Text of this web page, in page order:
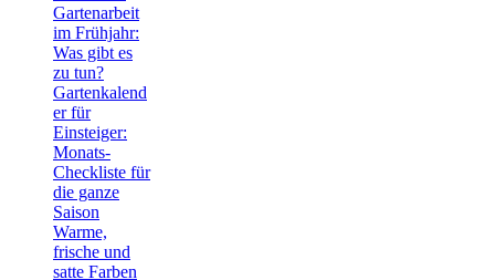
Gartenarbeit
im Frühjahr:
Was gibt es
zu tun?
Gartenkalend
er für
Einsteiger:
Monats-
Checkliste für
die ganze
Saison
Warme,
frische und
satte Farben